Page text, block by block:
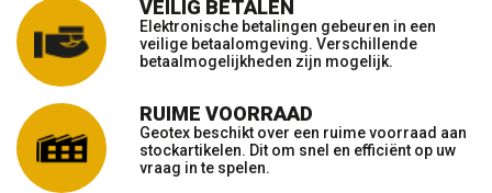
VEILIG BETALEN
Elektronische betalingen gebeuren in een
veilige betaalomgeving. Verschillende
betaalmogelijkheden zijn mogelijk.
RUIME VOORRAAD
Geotex beschikt over een ruime voorraad aan
stockartikelen. Dit om snel en efficiënt op uw
vraag in te spelen.